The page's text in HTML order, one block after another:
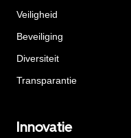
Veiligheid
Beveiliging
Diversiteit
Transparantie
Innovatie